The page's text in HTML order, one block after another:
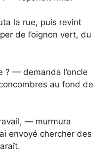
la rue, puis revint
de l’oignon vert, du
— demanda l’oncle
au fond de
— murmura
envoyé chercher des